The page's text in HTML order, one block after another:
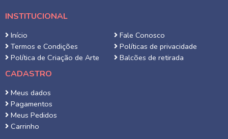
INSTITUCIONAL
Início
Fale Conosco
Termos e Condições
Políticas de privacidade
Política de Criação de Arte
Balcões de retirada
CADASTRO
Meus dados
Pagamentos
Meus Pedidos
Carrinho